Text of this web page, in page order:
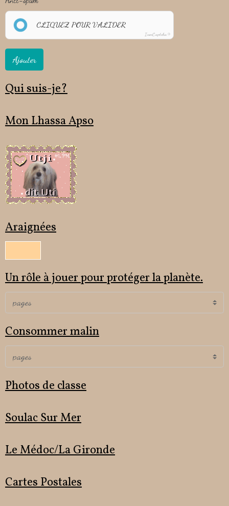
CLIQUEZ POUR VALIDER
IconCaptcha ©
Ajouter
Qui suis-je?
Mon Lhassa Apso
Araignées
Un rôle à jouer pour protéger la planète.
Consommer malin
Photos de classe
Soulac Sur Mer
Le Médoc/La Gironde
Cartes Postales